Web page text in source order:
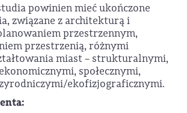
powinien mieć ukończone
związane z architekturą i
przestrzennym,
przestrzenią, różnymi
miast – strukturalnymi,
społecznymi,
ekofizjograficznymi.